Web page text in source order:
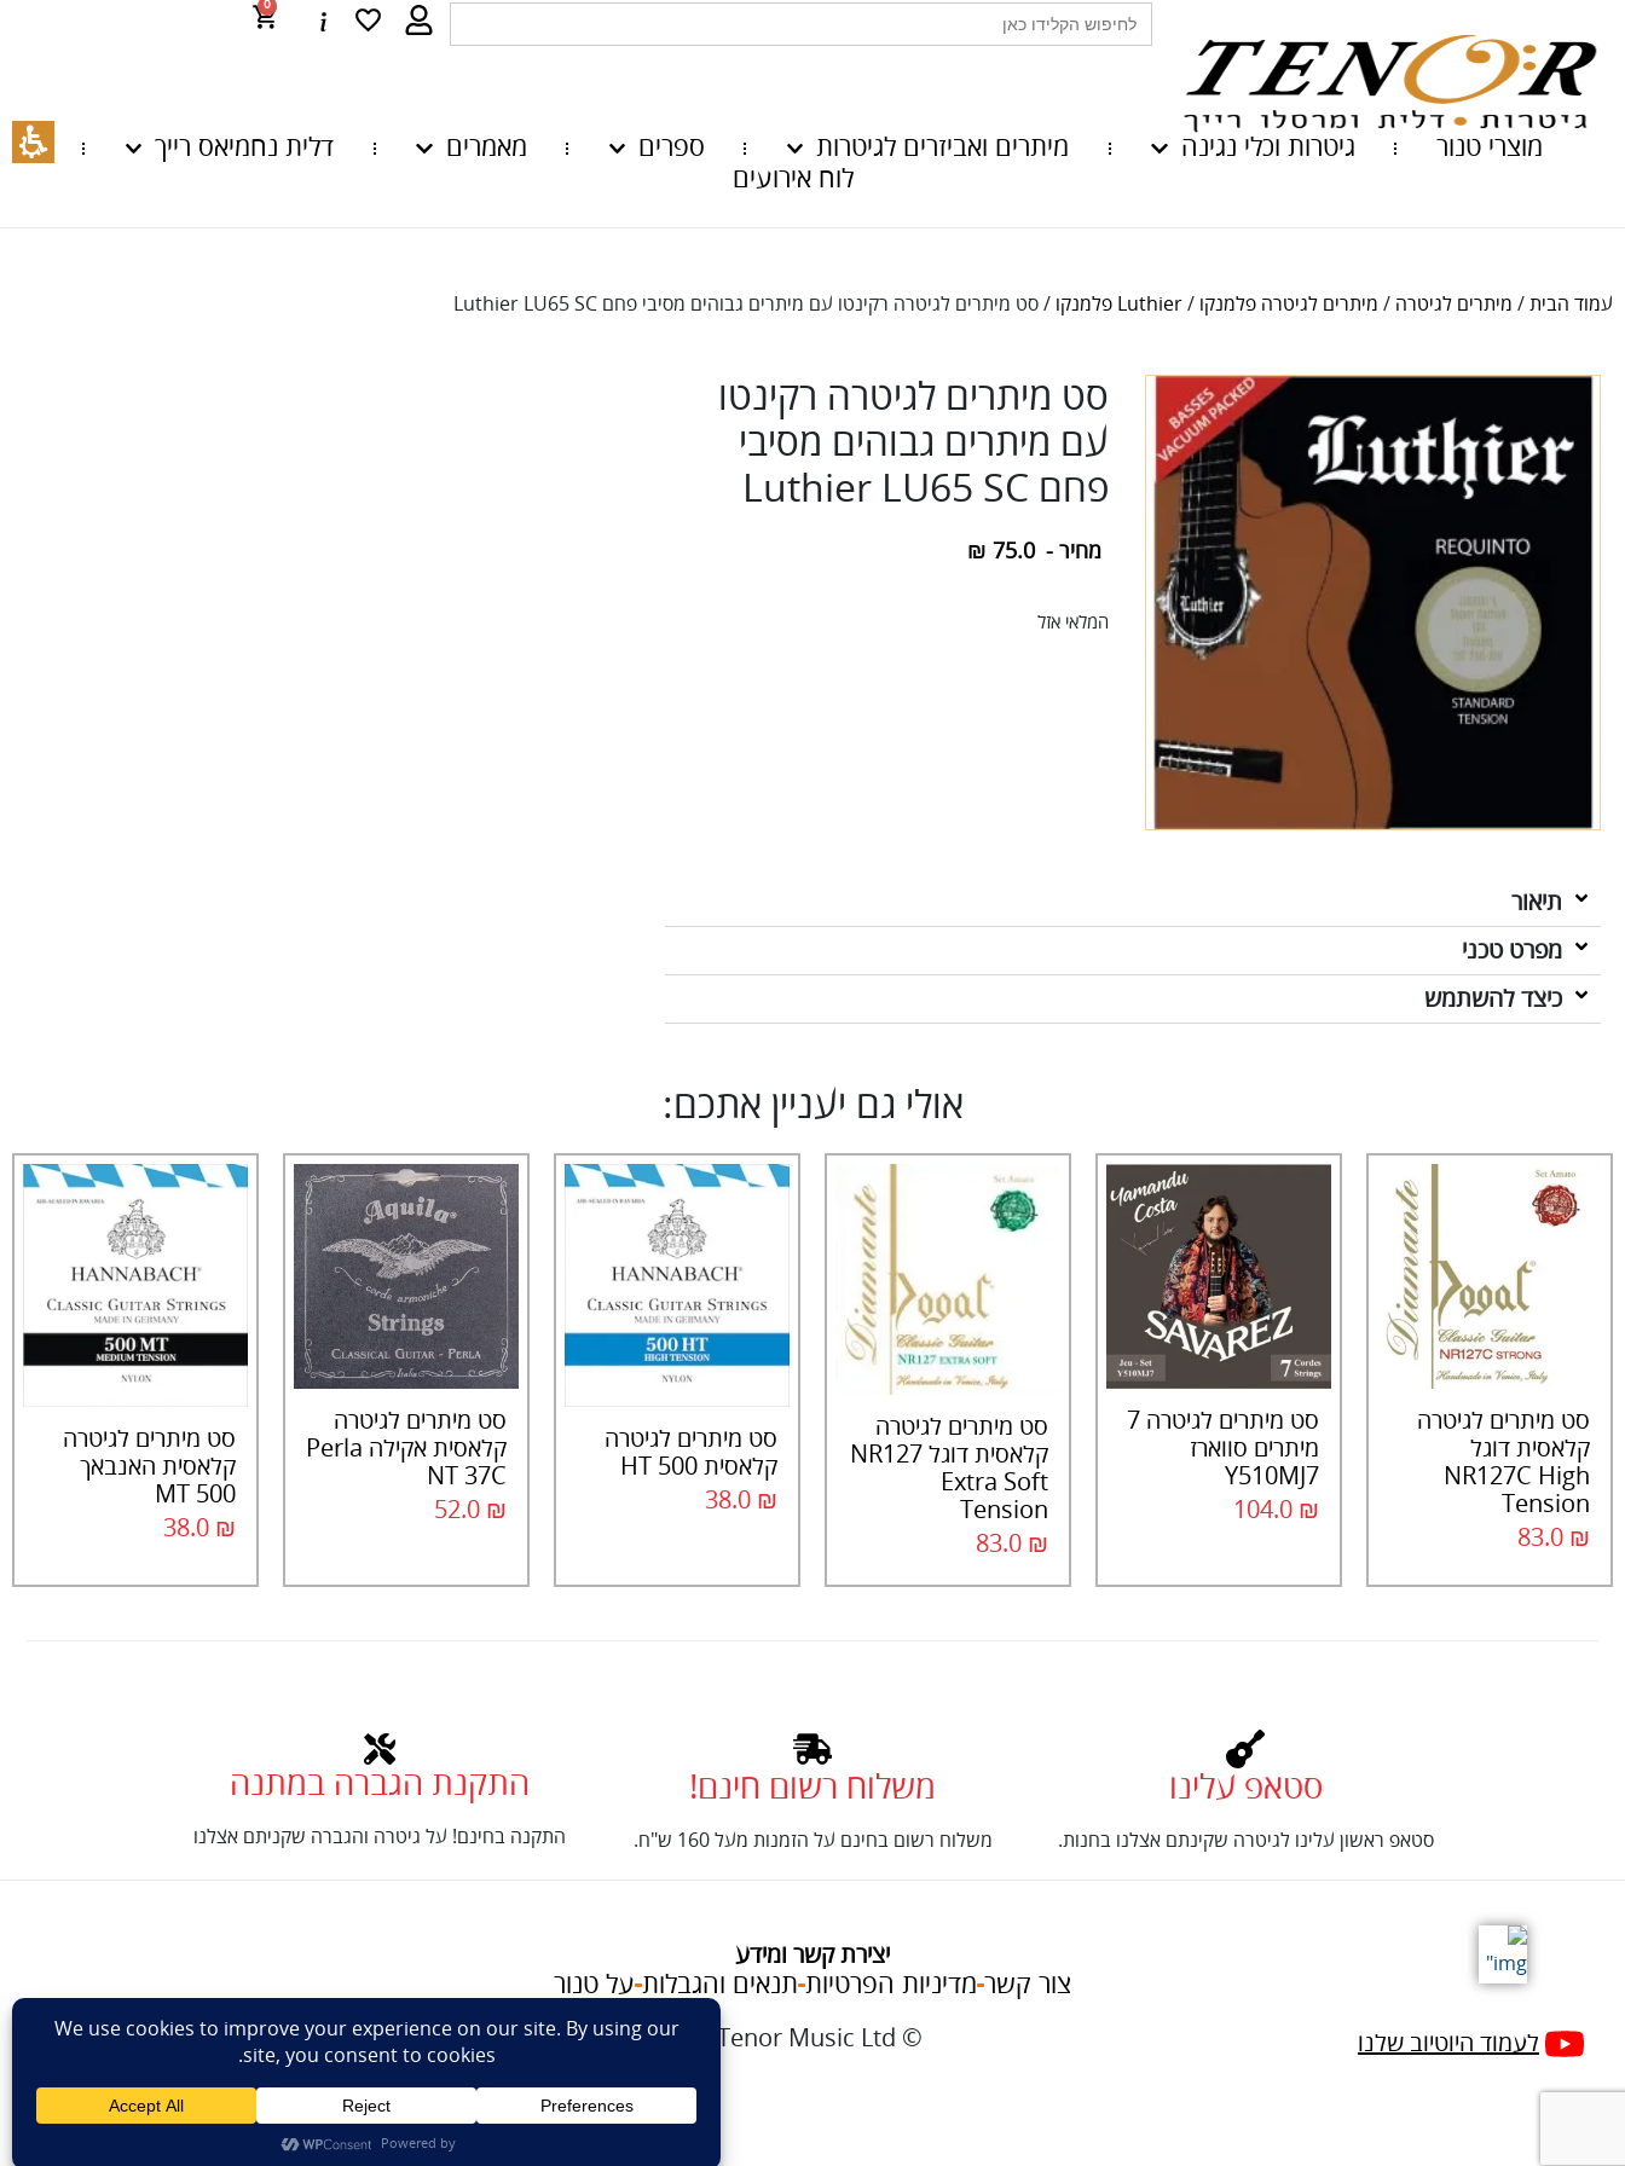
Search
for:
0
מוצרי טנור גיטרות וכלי נגינה מיתרים ואביזרים לגיטרות ספרים מאמרים
דלית נחמיאס רייך
לוח אירועים
עמוד הבית / מיתרים לגיטרה / מיתרים לגיטרה פלמנקו / Luthier פלמנקו / סט מיתרים לגיטרה רקינטו עם מיתרים גבוהים מסיבי פחם Luthier LU65 SC
סט מיתרים לגיטרה רקינטו
עם מיתרים גבוהים מסיבי
פחם Luthier LU65 SC
מחיר - ₪ 75.0
המלאי אזל
תיאור
מפרט טכני
כיצד להשתמש
אולי גם יעניין אתכם:
סט מיתרים לגיטרה
קלאסית דוגל
NR127C High
Tension
₪
סט מיתרים לגיטרה 7
מיתרים סווארז
Y510MJ7
₪
סט מיתרים לגיטרה
קלאסית דוגל NR127
Extra Soft
Tension
₪
סט מיתרים לגיטרה
קלאסית HT 500
₪
סט מיתרים לגיטרה
קלאסית אקילה Perla
NT 37C
₪
סט מיתרים לגיטרה
קלאסית האנבאך
500 MT
₪
סטאפ עלינו
סטאפ ראשון עלינו לגיטרה שקינתם אצלנו בחנות.
משלוח רשום חינם!
משלוח רשום בחינם על הזמנות מעל 160 ש"ח.
התקנת הגברה במתנה
התקנה בחינם! על גיטרה והגברה שקניתם אצלנו
יצירת קשר ומידע
צור קשר מדיניות הפרטיות תנאים והגבלות על טנור
לעמוד היוטיוב שלנו © Tenor Music Ltd
Design: Eshel Haim
אתר מאתנינטאי